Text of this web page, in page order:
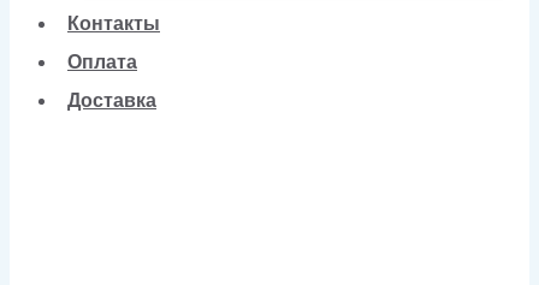
Контакты
Оплата
Доставка